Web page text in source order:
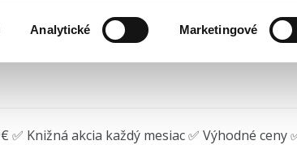
Analytické Marketingové
✅ Knižná akcia každý mesiac ✅ Výhodné ceny